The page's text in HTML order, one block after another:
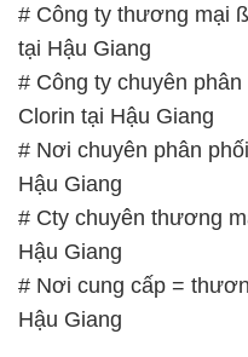
# Công ty thương mại
tại Hậu Giang
# Công ty chuyên
Clorin tại Hậu Giang
# Nơi chuyên phân
Hậu Giang
# Cty chuyên thương
Hậu Giang
# Nơi cung cấp =
Hậu Giang